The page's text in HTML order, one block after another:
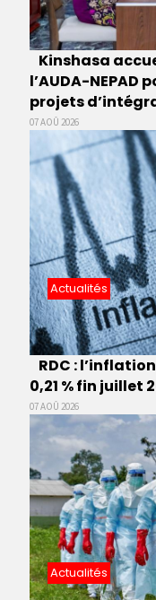
Kinshasa
l’AUDA-NEPAD
projets
07 AOÛ 2026
Actualités
RDC :
0,21 % fin juillet
07 AOÛ 2026
Actualités